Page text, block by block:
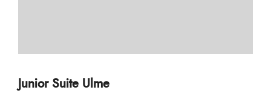
Junior Suite Ulme